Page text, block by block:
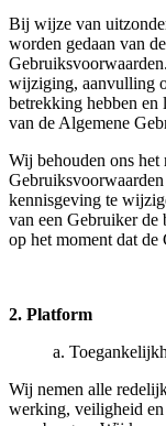
Bij wijze van
worden gedaan van
wijziging, aanvulling
betrekking hebben en
van de Algemene
Wij behouden ons
kennisgeving te
van een Gebruiker de
op het moment dat
2. Platform
a.
Wij nemen alle
werking, veiligheid